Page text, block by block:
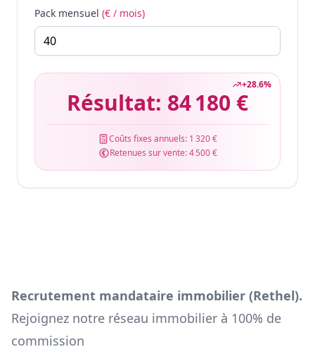
Pack mensuel (€ / mois)
+28.6%
Résultat: 84 180 €
Coûts fixes annuels: 1 320 €
Retenues sur vente:4 500 €
Recrutement mandataire immobilier (Rethel).
Rejoignez notre réseau immobilier à 100% de
commission